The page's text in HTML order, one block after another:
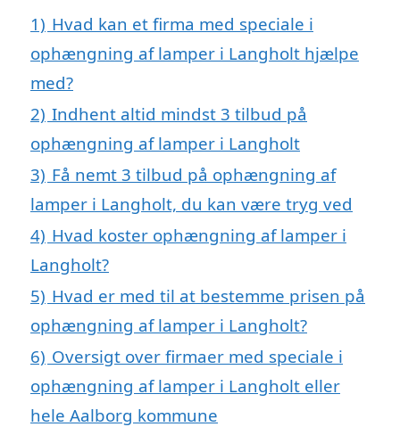
1) Hvad kan et firma med speciale i
ophængning af lamper i Langholt hjælpe
med?
2) Indhent altid mindst 3 tilbud på
ophængning af lamper i Langholt
3) Få nemt 3 tilbud på ophængning af
lamper i Langholt, du kan være tryg ved
4) Hvad koster ophængning af lamper i
Langholt?
5) Hvad er med til at bestemme prisen på
ophængning af lamper i Langholt?
6) Oversigt over firmaer med speciale i
ophængning af lamper i Langholt eller
hele Aalborg kommune